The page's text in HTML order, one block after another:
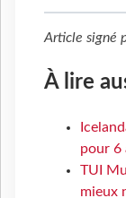
Article signé
À lire
pour 6
TUI
mieux